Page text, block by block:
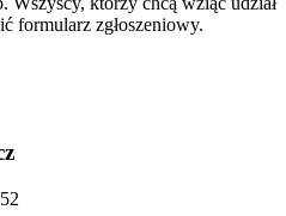
formularz zgłoszeniowy.